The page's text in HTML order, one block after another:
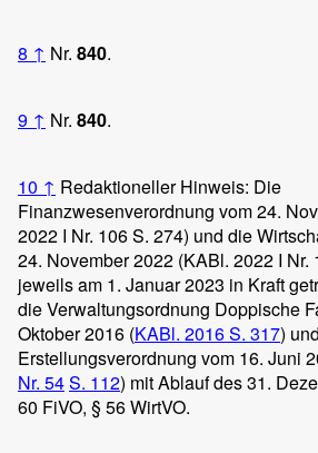
8 ↑ Nr. 840.
9 ↑ Nr. 840.
10 ↑ Redaktioneller Hinweis: Die
Finanzwesenverordnung vom 24.
2022 I Nr. 106 S. 274) und die
24. November 2022 (KABl. 2022 I Nr.
jeweils am 1. Januar 2023 in Kraft
die Verwaltungsordnung Doppische
Oktober 2016 (KABl. 2016 S. 317)
Erstellungsverordnung vom 16. Juni
Nr. 54S. 112) mit Ablauf des 31.
60 FiVO, § 56 WirtVO.